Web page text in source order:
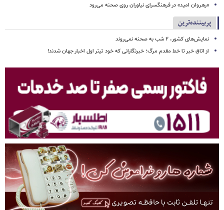
«رهروان امید» در فرهنگسرای نیاوران روی صحنه می‌رود
پربیننده‌ترین
نمایش‌های کشور، ٢ شب به صحنه نمی‌روند
از اتاق خبر تا خط مقدم مرگ؛ خبرنگارانی که خود تیتر اول اخبار جهان شدند!